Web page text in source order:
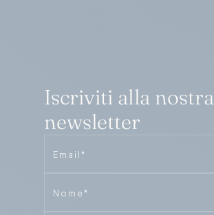
Iscriviti alla nostra
newsletter